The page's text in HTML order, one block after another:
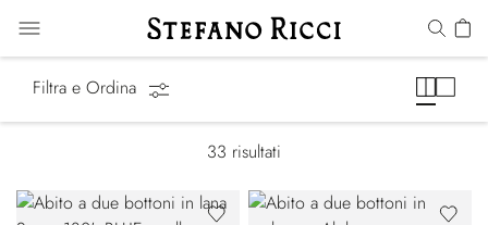
Filtra e Ordina
33 risultati